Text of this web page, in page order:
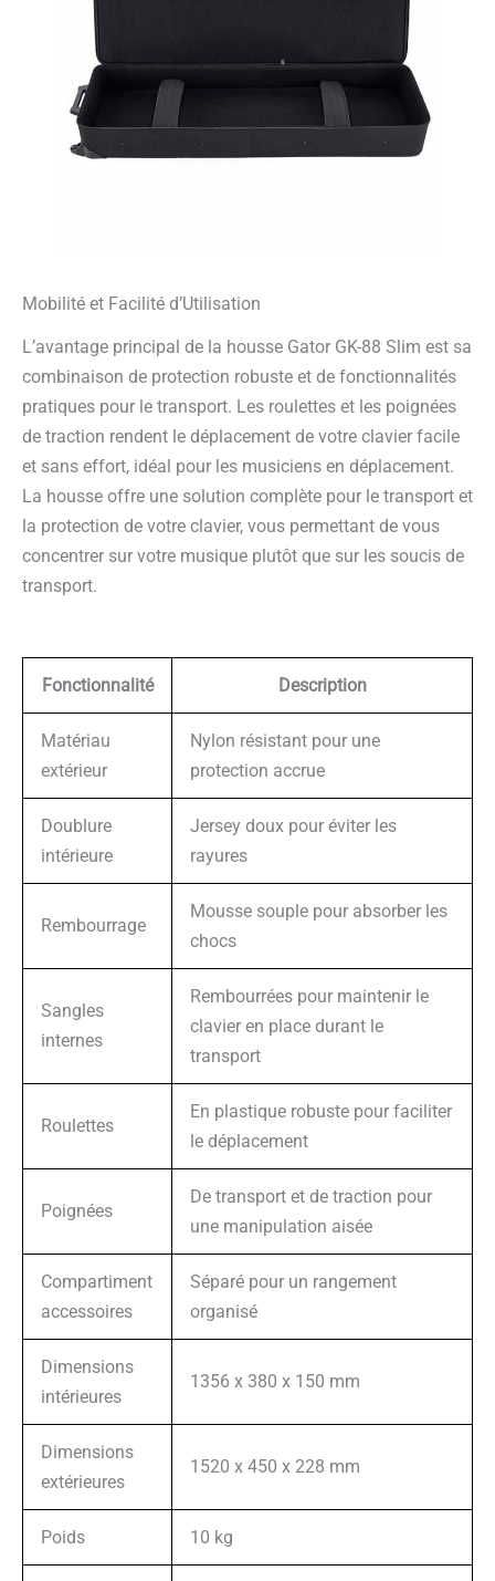
Mobilité et Facilité d’Utilisation
L’avantage principal de la housse Gator GK-88 Slim est sa
combinaison de protection robuste et de fonctionnalités
pratiques pour le transport. Les roulettes et les poignées
de traction rendent le déplacement de votre clavier facile
et sans effort, idéal pour les musiciens en déplacement.
La housse offre une solution complète pour le transport et
la protection de votre clavier, vous permettant de vous
concentrer sur votre musique plutôt que sur les soucis de
transport.
Fonctionnalité Description
Matériau
extérieur
Nylon résistant pour une
protection accrue
Doublure
intérieure
Jersey doux pour éviter les
rayures
Rembourrage
Mousse souple pour absorber les
chocs
Sangles
internes
Rembourrées pour maintenir le
clavier en place durant le
transport
Roulettes
En plastique robuste pour faciliter
le déplacement
Poignées
De transport et de traction pour
une manipulation aisée
Compartiment
accessoires
Séparé pour un rangement
organisé
Dimensions
intérieures
1356 x 380 x 150 mm
Dimensions
extérieures
1520 x 450 x 228 mm
Poids 10 kg